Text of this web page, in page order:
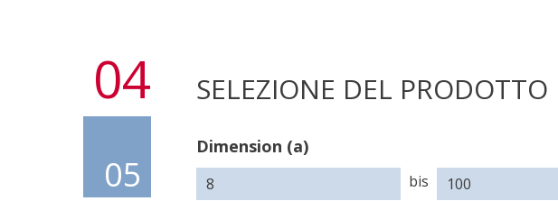
04 SELEZIONE DEL PRODOTTO
05
Dimension (a)
bis (a)